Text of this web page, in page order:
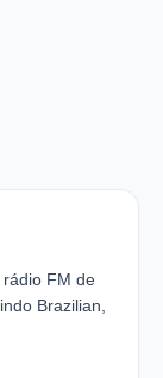
FM de
Brazilian,